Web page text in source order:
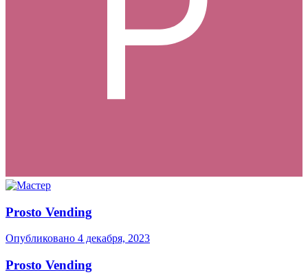
Prosto Vending
Опубликовано 4 декабря, 2023
Prosto Vending